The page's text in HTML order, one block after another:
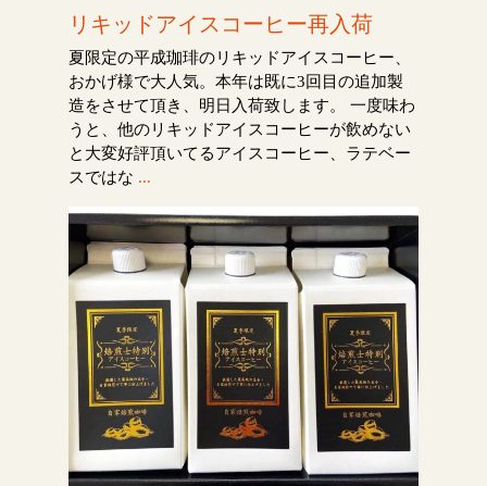
リキッドアイスコーヒー再入荷
夏限定の平成珈琲のリキッドアイスコーヒー、
おかげ様で大人気。本年は既に3回目の追加製
造をさせて頂き、明日入荷致します。 一度味わ
うと、他のリキッドアイスコーヒーが飲めない
と大変好評頂いてるアイスコーヒー、ラテベー
スではな ...